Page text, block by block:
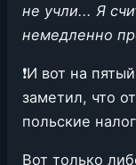
не учли... Я
немедленно
❗️И вот на
заметил, что
польские
Вот только